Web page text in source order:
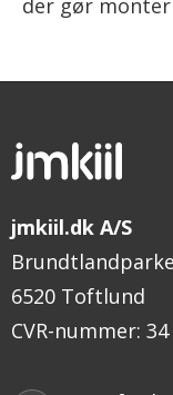
jmkiil.dk A/S
6520 Toftlund
CVR-nummer: